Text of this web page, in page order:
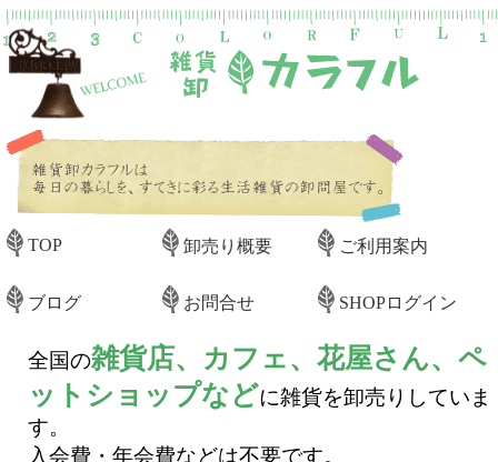
TOP 卸売り概要 ご利用案内
ブログ お問合せ SHOPログイン
全国の雑貨店、カフェ、花屋さん、ペ
ットショップなどに雑貨を卸売りしていま
す。
入会費・年会費などは不要です。